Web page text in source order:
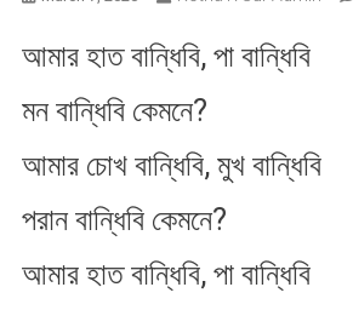
আমার হাত বান্ধিবি, পা বান্ধিবি
মন বান্ধিবি কেমনে?
আমার চোখ বান্ধিবি, মুখ বান্ধিবি
পরান বান্ধিবি কেমনে?
আমার হাত বান্ধিবি, পা বান্ধিবি